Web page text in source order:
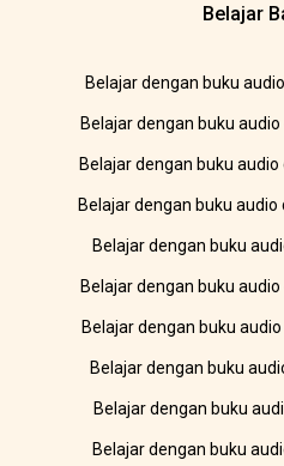
Belajar
Belajar dengan buku
Belajar dengan buku
Belajar dengan buku
Belajar dengan buku
Belajar dengan buku
Belajar dengan buku
Belajar dengan buku
Belajar dengan buku
Belajar dengan buku
Belajar dengan buku